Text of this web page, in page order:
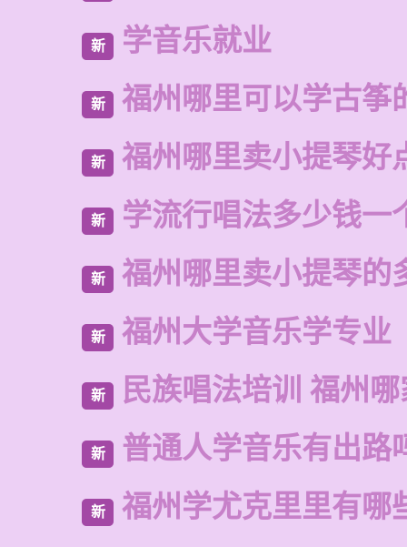
新 学音乐就业
新 福州哪里可以学古筝
新 福州哪里卖小提琴好
新 学流行唱法多少钱一
新 福州哪里卖小提琴的
新 福州大学音乐学专业
新 民族唱法培训 福州
新 普通人学音乐有出路
新 福州学尤克里里有哪